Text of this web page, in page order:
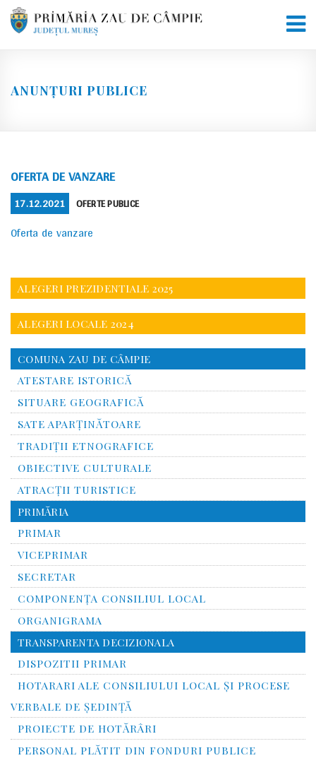
Skip
ANUNȚURI PUBLICE
OFERTA DE VANZARE
POSTED
ON
17.12.2021 CATEGORIES
OFERTE PUBLICE
Oferta de vanzare
ALEGERI PREZIDENTIALE 2025
ALEGERI LOCALE 2024
COMUNA ZAU DE CÂMPIE
ATESTARE ISTORICĂ
SITUARE GEOGRAFICĂ
SATE APARȚINĂTOARE
TRADIȚII ETNOGRAFICE
OBIECTIVE CULTURALE
ATRACȚII TURISTICE
PRIMĂRIA
PRIMAR
VICEPRIMAR
SECRETAR
COMPONENȚA CONSILIUL LOCAL
ORGANIGRAMA
TRANSPARENTA DECIZIONALA
DISPOZITII PRIMAR
HOTARARI ALE CONSILIULUI LOCAL ȘI PROCESE
VERBALE DE ȘEDINȚĂ
PROIECTE DE HOTĂRÂRI
PERSONAL PLĂTIT DIN FONDURI PUBLICE